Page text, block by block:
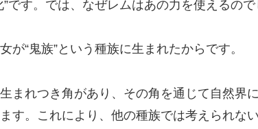
”です。では、なぜレムはあの力を使えるので
が“鬼族”という種族に生まれたからです。
まれつき角があり、その角を通じて自然界
す。これにより、他の種族では考えられな